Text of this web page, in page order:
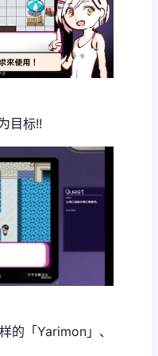
目标!!
的「Yarimon」、